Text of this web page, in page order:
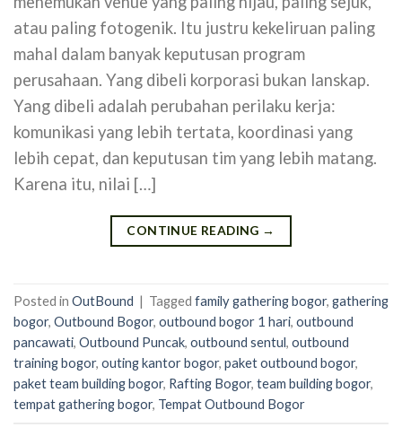
atau paling fotogenik. Itu justru kekeliruan paling
mahal dalam banyak keputusan program
perusahaan. Yang dibeli korporasi bukan lanskap.
Yang dibeli adalah perubahan perilaku kerja:
komunikasi yang lebih tertata, koordinasi yang
lebih cepat, dan keputusan tim yang lebih matang.
Karena itu, nilai […]
CONTINUE READING →
Posted in OutBound | Tagged family gathering bogor, gathering
bogor, Outbound Bogor, outbound bogor 1 hari, outbound
pancawati, Outbound Puncak, outbound sentul, outbound
training bogor, outing kantor bogor, paket outbound bogor,
paket team building bogor, Rafting Bogor, team building bogor,
tempat gathering bogor, Tempat Outbound Bogor